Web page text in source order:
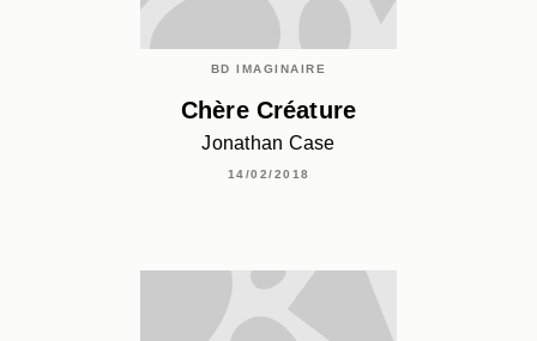
BD IMAGINAIRE
Chère Créature
Jonathan Case
14/02/2018